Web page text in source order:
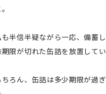
も半信半疑ながら一応、備蓄
限が切れた缶詰を放置してい
ちろん、缶詰は多少期限が過